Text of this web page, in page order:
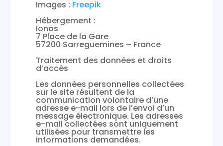
Images : Freepik
Hébergement :
Ionos
7 Place de la Gare
57200 Sarreguemines – France
Traitement des données et droits
d’accès
Les données personnelles collectées
sur le site résultent de la
communication volontaire d’une
adresse e-mail lors de l’envoi d’un
message électronique. Les adresses
e-mail collectées sont uniquement
utilisées pour transmettre les
informations demandées.